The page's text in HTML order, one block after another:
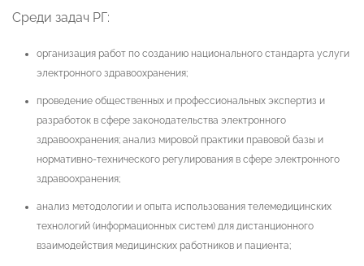
Среди задач РГ:
организация работ по созданию национального стандарта услуги
электронного здравоохранения;
проведение общественных и профессиональных экспертиз и
разработок в сфере законодательства электронного
здравоохранения; анализ мировой практики правовой базы и
нормативно-технического регулирования в сфере электронного
здравоохранения;
анализ методологии и опыта использования телемедицинских
технологий (информационных систем) для дистанционного
взаимодействия медицинских работников и пациента;